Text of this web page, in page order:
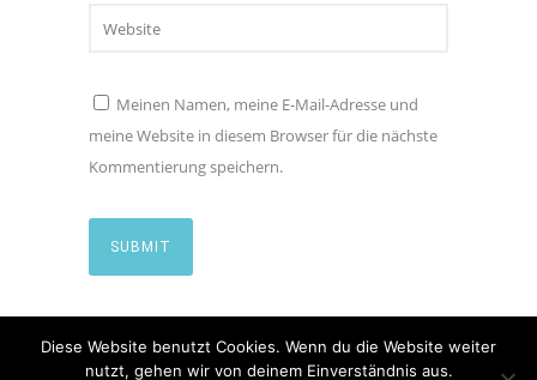
Meinen Namen, meine E-Mail-Adresse und
meine Website in diesem Browser für die nächste
Kommentierung speichern.
Diese Website benutzt Cookies. Wenn du die Website weiter
nutzt, gehen wir von deinem Einverständnis aus.